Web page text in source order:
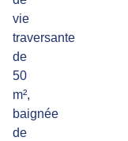
vie
traversante
de
50
m²,
baignée
de